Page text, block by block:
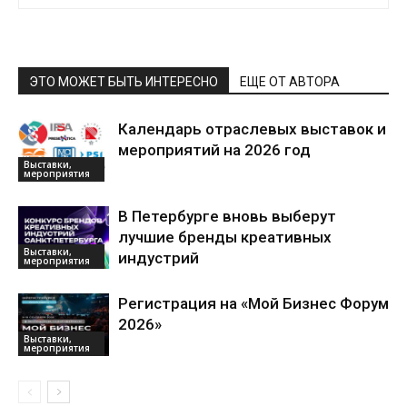
ЭТО МОЖЕТ БЫТЬ ИНТЕРЕСНО ЕЩЕ ОТ АВТОРА
Выставки,
мероприятия
Календарь отраслевых выставок и
мероприятий на 2026 год
Выставки,
мероприятия
В Петербурге вновь выберут
лучшие бренды креативных
индустрий
Выставки,
мероприятия
Регистрация на «Мой Бизнес Форум
2026»